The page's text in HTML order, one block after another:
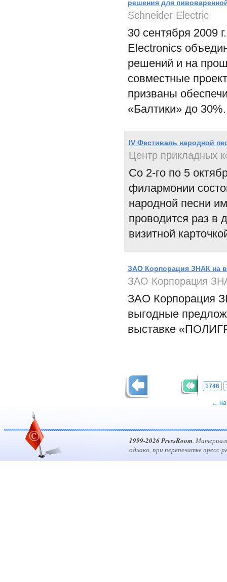
решения для
Schneider Electric
30 сентября 2009
Electronics
решений и на
совместные
призваны
«Балтики» до 30%.
IV Фестиваль народной
Центр прикладных
Со 2-го по 5
филармонии
народной песни
проводится раз в
визитной
ЗАО Корпорация ЗНАК на
ЗАО Корпорация
ЗАО Корпорация
выгодные
выставке
1746
← на
1999-2026 PressRoom.
однако, при перепечатке пресс-